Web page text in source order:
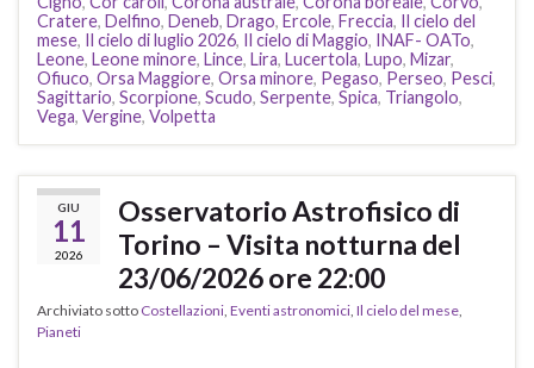
Cratere, Delfino, Deneb, Drago, Ercole, Freccia, Il cielo del
mese, Il cielo di luglio 2026, Il cielo di Maggio, INAF- OATo,
Leone, Leone minore, Lince, Lira, Lucertola, Lupo, Mizar,
Ofiuco, Orsa Maggiore, Orsa minore, Pegaso, Perseo, Pesci,
Sagittario, Scorpione, Scudo, Serpente, Spica, Triangolo,
Vega, Vergine, Volpetta
GIU
11
2026
Osservatorio Astrofisico di
Torino – Visita notturna del
23/06/2026 ore 22:00
Archiviato sotto Costellazioni, Eventi astronomici, Il cielo del mese,
Pianeti